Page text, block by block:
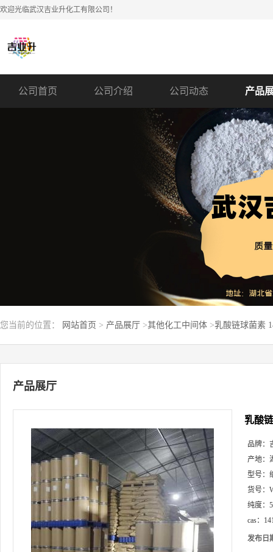
欢迎光临武汉吉业升化工有限公司！
公司首页 公司介绍 公司动态 产品
您当前的位置： 网站首页 > 产品展厅 >其他化工中间体 >乳酸链球菌素
产品展厅
乳酸
品牌：
产地：
型号：
货号：
纯度：
cas：
发布日